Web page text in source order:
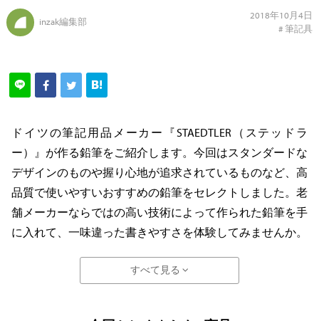
inzak編集部
2018年10月4日
#筆記具
ドイツの筆記用品メーカー『STAEDTLER（ステッドラ
ー）』が作る鉛筆をご紹介します。今回はスタンダードな
デザインのものや握り心地が追求されているものなど、高
品質で使いやすいおすすめの鉛筆をセレクトしました。老
舗メーカーならではの高い技術によって作られた鉛筆を手
に入れて、一味違った書きやすさを体験してみませんか。
すべて見る